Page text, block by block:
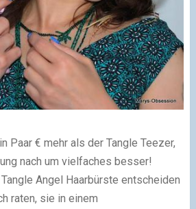
Paar € mehr als der Tangle Teezer,
nach um vielfaches besser!
Angel Haarbürste entscheiden
raten, sie in einem